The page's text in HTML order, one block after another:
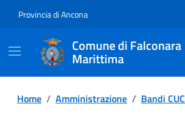
Provincia di Ancona
Comune di Falconara
Marittima
Home / Amministrazione / Bandi CUC